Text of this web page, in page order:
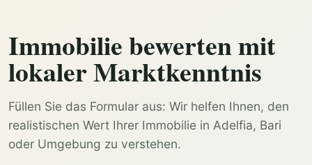
Immobilie bewerten mit
lokaler Marktkenntnis
Füllen Sie das Formular aus: Wir helfen Ihnen, den
realistischen Wert Ihrer Immobilie in Adelfia, Bari
oder Umgebung zu verstehen.